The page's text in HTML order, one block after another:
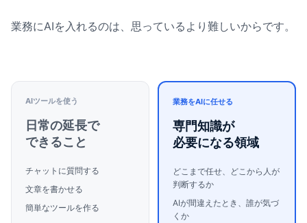
業務にAIを入れるのは、思っているより難しいからです。
AIツールを使う
日常の延長で
できること
チャットに質問する
文章を書かせる
簡単なツールを作る
業務をAIに任せる
専門知識が
必要になる領域
どこまで任せ、どこから人が
判断するか
AIが間違えたとき、誰が気づ
くか